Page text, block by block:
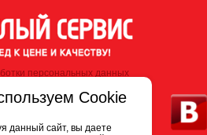
персональных данных
Cookie
данный сайт, вы даете